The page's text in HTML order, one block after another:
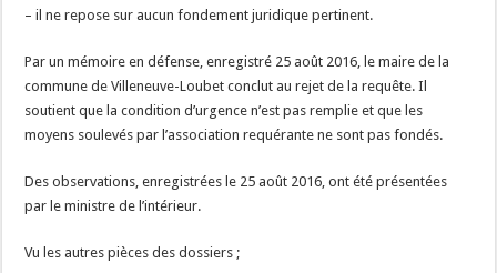
– il ne repose sur aucun fondement juridique pertinent.
Par un mémoire en défense, enregistré 25 août 2016, le maire de la
commune de Villeneuve-Loubet conclut au rejet de la requête. Il
soutient que la condition d’urgence n’est pas remplie et que les
moyens soulevés par l’association requérante ne sont pas fondés.
Des observations, enregistrées le 25 août 2016, ont été présentées
par le ministre de l’intérieur.
Vu les autres pièces des dossiers ;